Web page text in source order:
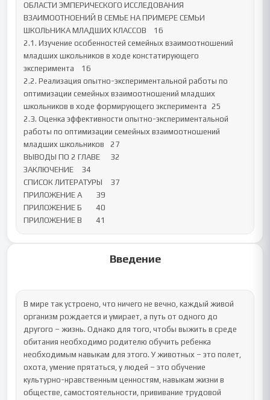
ОБЛАСТИ ЭМПЕРИЧЕСКОГО ИССЛЕДОВАНИЯ
ВЗАИМООТНОЕНИЙ В СЕМЬЕ НА ПРИМЕРЕ СЕМЬИ
ШКОЛЬНИКА МЛАДШИХ КЛАССОВ	16
2.1. Изучение особенностей семейных взаимоотношений
младших школьников в ходе констатирующего
эксперимента	16
2.2. Реализация опытно-экспериментальной работы по
оптимизации семейных взаимоотношений младших
школьников в ходе формирующего эксперимента	25
2.3. Оценка эффективности опытно-экспериментальной
работы по оптимизации семейных взаимоотношений
младших школьников	27
ВЫВОДЫ ПО 2 ГЛАВЕ	32
ЗАКЛЮЧЕНИЕ	34
СПИСОК ЛИТЕРАТУРЫ	37
ПРИЛОЖЕНИЕ А	39
ПРИЛОЖЕНИЕ Б	40
ПРИЛОЖЕНИЕ В	41
Введение
В мире так устроено, что ничего не вечно, каждый живой
организм рождается и умирает, а путь от одного до
другого – жизнь. Однако для того, чтобы выжить в среде
обитания необходимо родителю обучить ребенка
необходимым навыкам для этого. У животных – это полет,
охота, умение прятаться, у людей – это обучение
культурно-нравственным ценностям, навыкам жизни в
обществе, самостоятельности, прививание трудовой